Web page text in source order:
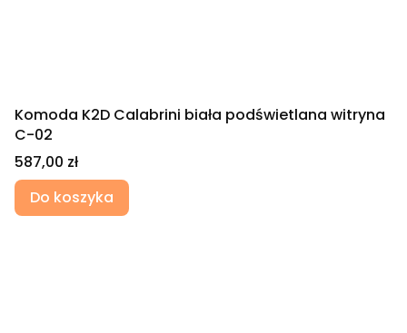
Komoda K2D Calabrini biała podświetlana witryna
C-02
Cena
587,00 zł
Do koszyka